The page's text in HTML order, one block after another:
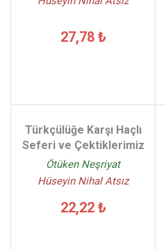
27,78 ₺
Türkçülüğe Karşı Haçlı
Seferi ve Çektiklerimiz
Ötüken Neşriyat
Hüseyin Nihal Atsız
22,22 ₺